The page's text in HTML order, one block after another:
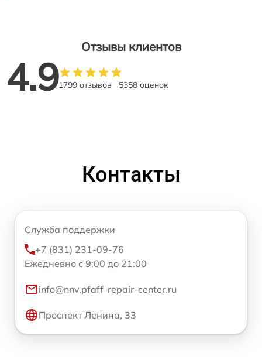
Отзывы клиентов
4.91799 отзывов 5358 оценок
Контакты
Служба поддержки
+7 (831) 231-09-76
Ежедневно с 9:00 до 21:00
info@nnv.pfaff-repair-center.ru
Проспект Ленина, 33